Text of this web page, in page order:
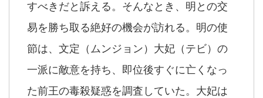
すべきだと訴える。そんなとき、明との交
易を勝ち取る絶好の機会が訪れる。明の使
節は、文定（ムンジョン）大妃（テビ）の
一派に敵意を持ち、即位後すぐに亡くなっ
た前王の毒殺疑惑を調査していた。大妃は